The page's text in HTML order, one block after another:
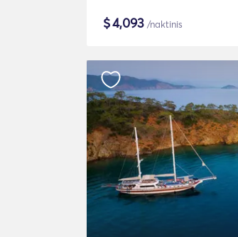
$4,093 /naktinis